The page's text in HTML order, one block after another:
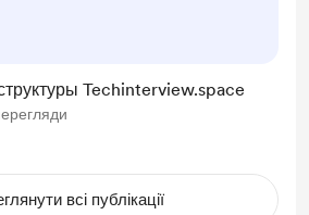
Techinterview.space
всі публікації